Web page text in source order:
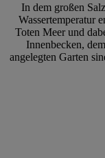
In dem großen
Wassertemperatur
Toten Meer und
Innenbecken,
angelegten Garten